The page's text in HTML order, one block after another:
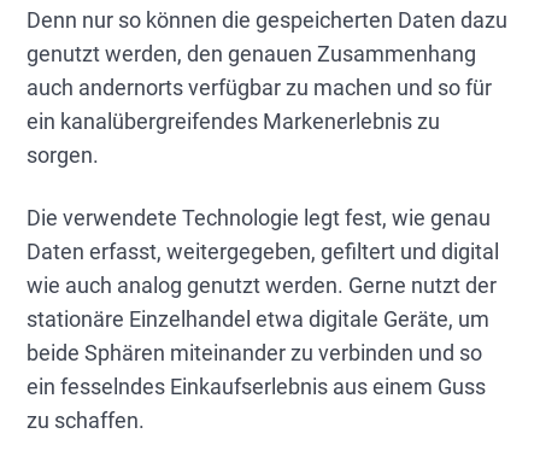
Denn nur so können die gespeicherten Daten dazu
genutzt werden, den genauen Zusammenhang
auch andernorts verfügbar zu machen und so für
ein kanalübergreifendes Markenerlebnis zu
sorgen.
Die verwendete Technologie legt fest, wie genau
Daten erfasst, weitergegeben, gefiltert und digital
wie auch analog genutzt werden. Gerne nutzt der
stationäre Einzelhandel etwa digitale Geräte, um
beide Sphären miteinander zu verbinden und so
ein fesselndes Einkaufserlebnis aus einem Guss
zu schaffen.